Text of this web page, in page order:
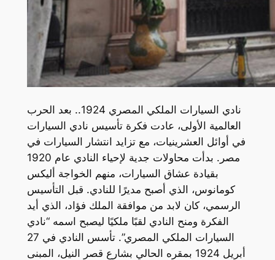
نادي السيارات الملكي المصري 1924.. بعد الحرب
العالمية الأولى، عادت فكرة تأسيس نادي السيارات
في أوائل العشرينيات، مع تزايد انتشار السيارات في
مصر. بدأت محاولات جدية لإحياء النادي عام 1920
بقيادة عشاق السيارات، منهم الخواجة أليكس
كومانوس، الذي أصبح مديرًا للنادي. قبل التأسيس
الرسمي، كان لابد من موافقة الملك فؤاد، الذي أيد
الفكرة ومنح النادي لقبًا ملكيًا ليصبح اسمه “نادي
السيارات الملكي المصري”. تأسس النادي في 27
أبريل 1924 بمقره الحالي بشارع قصر النيل، المبنى